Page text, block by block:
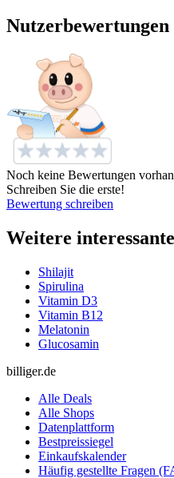
Nutzerbewertungen
Noch keine Bewertungen
Schreiben Sie die erste!
Bewertung schreiben
Weitere
Shilajit
Spirulina
Vitamin D3
Vitamin B12
Melatonin
Glucosamin
billiger.de
Alle Deals
Alle Shops
Datenplattform
Bestpreissiegel
Einkaufskalender
Häufig gestellte Fragen